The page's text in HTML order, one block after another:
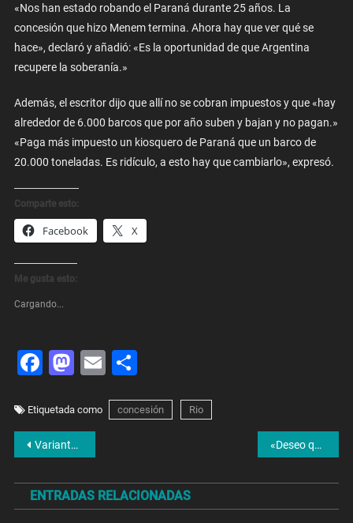
«Nos han estado robando el Paraná durante 25 años. La
concesión que hizo Menem termina. Ahora hay que ver qué se
hace», declaró y añadió: «Es la oportunidad de que Argentina
recupere la soberanía.»
Además, el escritor dijo que allí no se cobran impuestos y que «hay
alrededor de 6.000 barcos que por año suben y bajan y no pagan.»
«Paga más impuesto un kiosquero de Paraná que un barco de
20.000 toneladas. Es ridículo, a esto hay que cambiarlo», expresó.
Comparte esto:
Facebook X
Me gusta esto:
Cargando...
Facebook
Mastodon
EmailShare
Etiquetada como concesión Rio
Navegación
de
entradas
Variante Manaos: «Se la clasifica como variante de preocupación» «Deseo que los casos bajen para que podamos volver a las aulas»
ENTRADAS RELACIONADAS